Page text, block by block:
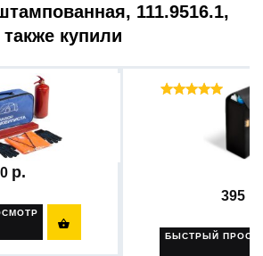
111.9516.1,
также купили
( 38 )

Сумка
395
БЫСТРЫЙ